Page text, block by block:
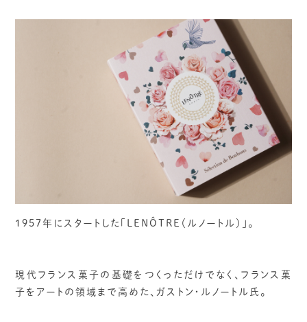
1957年にスタートした「LENÔTRE（ルノートル）」。
現代フランス菓子の基礎をつくっただけでなく、フランス菓
子をアートの領域まで高めた、ガストン・ルノートル氏。